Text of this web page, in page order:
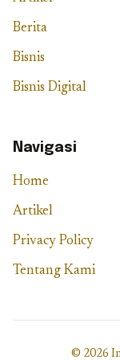
Berita
Bisnis
Bisnis Digital
Navigasi
Home
Artikel
Privacy Policy
Tentang Kami
© 2026